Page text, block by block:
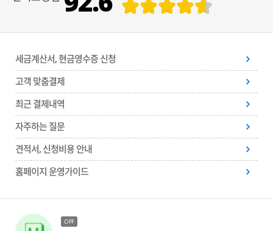
세금계산서, 현금영수증 신청
고객 맞춤결제
최근 결제내역
자주하는 질문
견적서, 신청비용 안내
홈페이지 운영가이드
OFF